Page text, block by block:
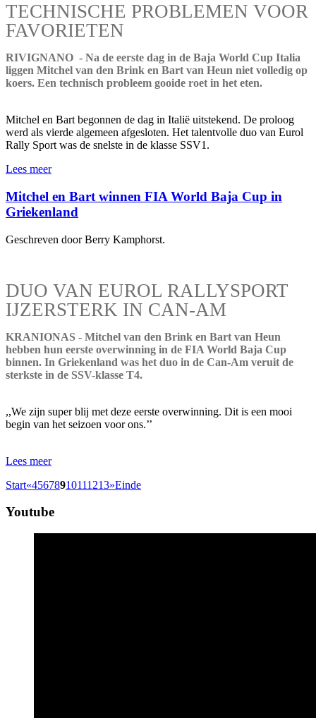
TECHNISCHE PROBLEMEN VOOR
FAVORIETEN
RIVIGNANO - Na de eerste dag in de Baja World Cup Italia
liggen Mitchel van den Brink en Bart van Heun niet volledig op
koers. Een technisch probleem gooide roet in het eten.
Mitchel en Bart begonnen de dag in Italië uitstekend. De proloog
werd als vierde algemeen afgesloten. Het talentvolle duo van Eurol
Rally Sport was de snelste in de klasse SSV1.
Lees meer
Mitchel en Bart winnen FIA World Baja Cup in
Griekenland
Geschreven door Berry Kamphorst.
DUO VAN EUROL RALLYSPORT
IJZERSTERK IN CAN-AM
KRANIONAS - Mitchel van den Brink en Bart van Heun
hebben hun eerste overwinning in de FIA World Baja Cup
binnen. In Griekenland was het duo in de Can-Am veruit de
sterkste in de SSV-klasse T4.
,,We zijn super blij met deze eerste overwinning. Dit is een mooi
begin van het seizoen voor ons.’’
Lees meer
Start«45678910111213»Einde
Youtube